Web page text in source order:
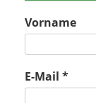
Vorname
E-Mail *